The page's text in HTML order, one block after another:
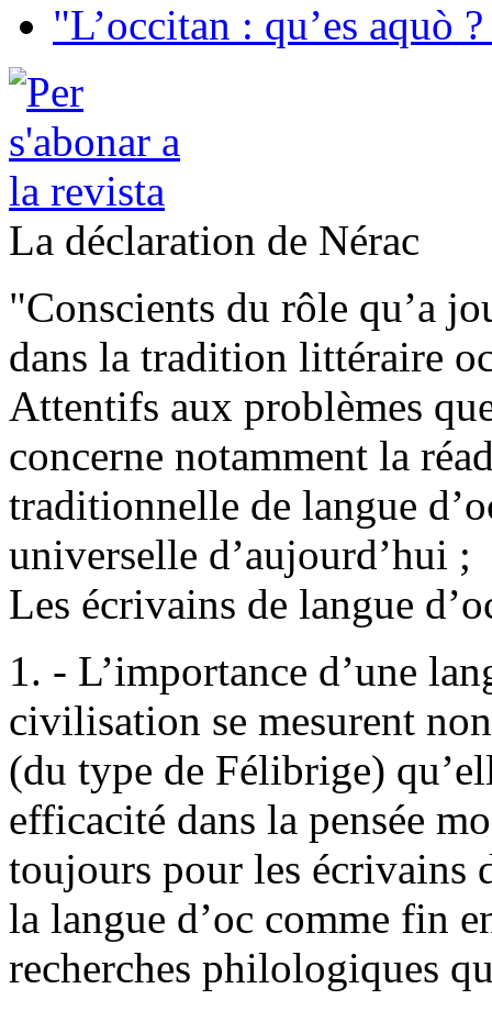
"L’occitan : qu’es aquò
La déclaration de Nérac
"Conscients du rôle qu’a
dans la tradition littéraire
Attentifs aux problèmes
concerne notamment la
traditionnelle de langue
universelle d’aujourd’hui ;
Les écrivains de langue
1. - L’importance d’une
civilisation se mesurent
(du type de Félibrige)
efficacité dans la pensée
toujours pour les écrivains
la langue d’oc comme fin
recherches philologiques